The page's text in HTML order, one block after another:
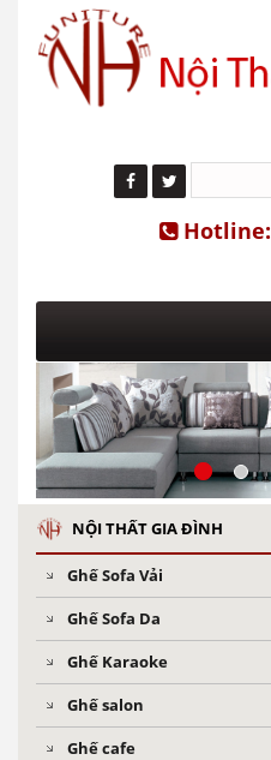
Hotline:
NỘI THẤT GIA ĐÌNH
Ghế Sofa Vải
Ghế Sofa Da
Ghế Karaoke
Ghế salon
Ghế cafe